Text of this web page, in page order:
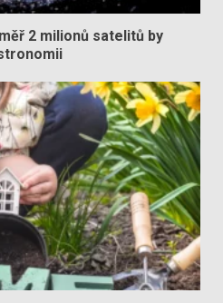
2 milionů satelitů by